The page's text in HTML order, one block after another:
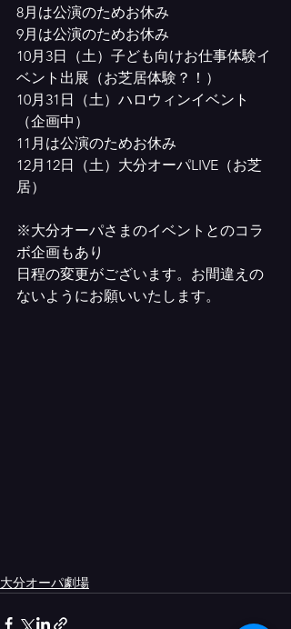
8月は公演のためお休み
9月は公演のためお休み
10月3日（土）子ども向けお仕事体験イ
ベント出展（お芝居体験？！）
10月31日（土）ハロウィンイベント
（企画中）
11月は公演のためお休み
12月12日（土）大分オーパLIVE（お芝
居）
※大分オーパさまのイベントとのコラ
ボ企画もあり
日程の変更がございます。お間違えの
ないようにお願いいたします。
大分オーパ劇場